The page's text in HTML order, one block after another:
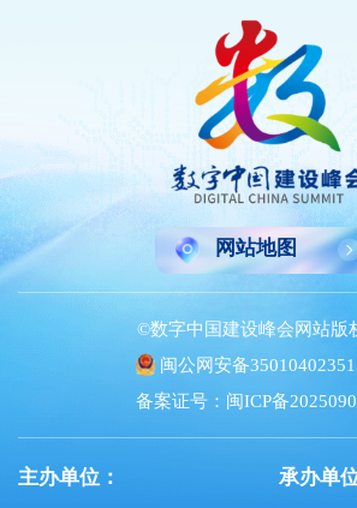
网站地图
©数字中国建设峰会网站版
闽公网安备
备案证号：闽ICP备
主办单位： 承办单